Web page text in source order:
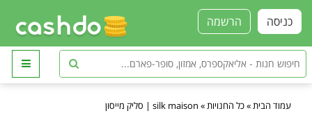
הרשמה כניסה
עמוד הבית »כל החנויות » silk maison | סליק מייסון